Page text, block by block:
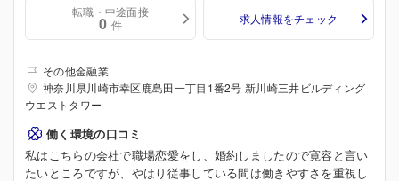
転職・中途面接
0 件 求人情報をチェック
その他金融業
神奈川県川崎市幸区鹿島田一丁目1番2号 新川崎三井ビルディング
ウエストタワー
働く環境の口コミ
私はこちらの会社で職場恋愛をし、婚約しましたので寛容と言い
たいところですが、やはり従事している間は働きやすさを重視し